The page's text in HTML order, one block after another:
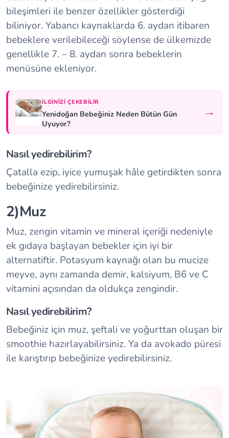
bileşimleri ile benzer özellikler gösterdiği
biliniyor. Yabancı kaynaklarda 6. aydan itibaren
bebeklere verilebileceği söylense de ülkemizde
genellikle 7. – 8. aydan sonra bebeklerin
menüsüne ekleniyor.
İLGINIZI ÇEKEBILIR
Yenidoğan Bebeğiniz Neden Bütün Gün
Uyuyor?
→
Nasıl yedirebilirim?
Çatalla ezip, iyice yumuşak hâle getirdikten sonra
bebeğinize yedirebilirsiniz.
2)Muz
Muz, zengin vitamin ve mineral içeriği nedeniyle
ek gıdaya başlayan bebekler için iyi bir
alternatiftir. Potasyum kaynağı olan bu mucize
meyve, aynı zamanda demir, kalsiyum, B6 ve C
vitamini açısından da oldukça zengindir.
Nasıl yedirebilirim?
Bebeğiniz için muz, şeftali ve yoğurttan oluşan bir
smoothie hazırlayabilirsiniz. Ya da avokado püresi
ile karıştırıp bebeğinize yedirebilirsiniz.